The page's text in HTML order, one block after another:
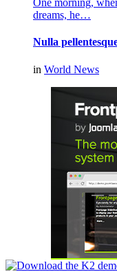
One morning,
dreams, he…
Nulla
in World News